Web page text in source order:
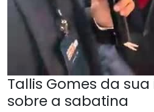
Tallis Gomes da
sobre a sabatina